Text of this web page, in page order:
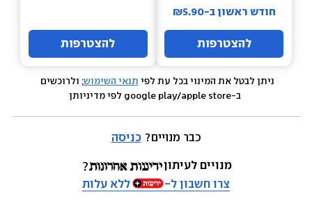
חודש ראשון ב-₪5.90
להצטרפות להצטרפות
ניתן לבטל את המינוי בכל עת לפי תנאי השימוש; ולרוכשים
כבר מנויים? כניסה
מנויים לעיתון
צרו חשבון ל-
ללא עלות